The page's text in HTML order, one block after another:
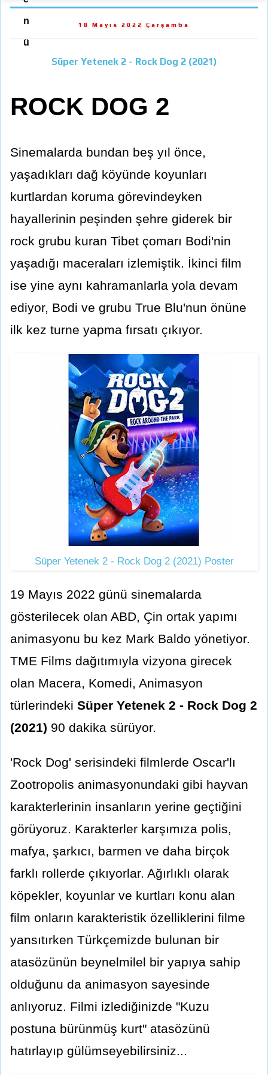
n
ü
18 Mayıs 2022 Çarşamba
Süper Yetenek 2 - Rock Dog 2 (2021)
ROCK DOG 2
Sinemalarda bundan beş yıl önce,
yaşadıkları dağ köyünde koyunları
kurtlardan koruma görevindeyken
hayallerinin peşinden şehre giderek bir
rock grubu kuran Tibet çomarı Bodi'nin
yaşadığı maceraları izlemiştik. İkinci film
ise yine aynı kahramanlarla yola devam
ediyor, Bodi ve grubu True Blu'nun önüne
ilk kez turne yapma fırsatı çıkıyor.
Süper Yetenek 2 - Rock Dog 2 (2021) Poster
19 Mayıs 2022 günü sinemalarda
gösterilecek olan ABD, Çin ortak yapımı
animasyonu bu kez Mark Baldo yönetiyor.
TME Films dağıtımıyla vizyona girecek
olan Macera, Komedi, Animasyon
türlerindeki Süper Yetenek 2 - Rock Dog 2
(2021) 90 dakika sürüyor.
'Rock Dog' serisindeki filmlerde Oscar'lı
Zootropolis animasyonundaki gibi hayvan
karakterlerinin insanların yerine geçtiğini
görüyoruz. Karakterler karşımıza polis,
mafya, şarkıcı, barmen ve daha birçok
farklı rollerde çıkıyorlar. Ağırlıklı olarak
köpekler, koyunlar ve kurtları konu alan
film onların karakteristik özelliklerini filme
yansıtırken Türkçemizde bulunan bir
atasözünün beynelmilel bir yapıya sahip
olduğunu da animasyon sayesinde
anlıyoruz. Filmi izlediğinizde "Kuzu
postuna bürünmüş kurt" atasözünü
hatırlayıp gülümseyebilirsiniz...